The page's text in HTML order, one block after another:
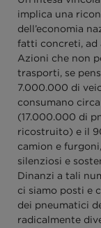
implica una
dell’economia
fatti concreti, ad
Azioni che non
trasporti, se
7.000.000 di
consumano
(17.000.000 di
ricostruito) e il
camion e
silenziosi e
Dinanzi a tali
ci siamo posti e
dei pneumatici
radicalmente